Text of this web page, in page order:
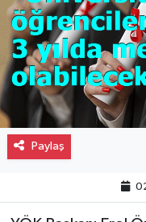
Paylaş
Eğitim